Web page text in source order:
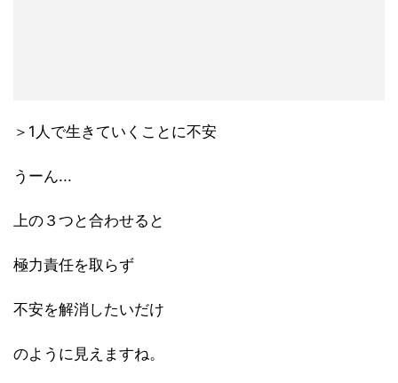
＞1人で生きていくことに不安
うーん...
上の３つと合わせると
極力責任を取らず
不安を解消したいだけ
のように見えますね。